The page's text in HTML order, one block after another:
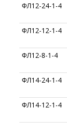
ФЛ12-24-1-4
ФЛ12-12-1-4
ФЛ12-8-1-4
ФЛ14-24-1-4
ФЛ14-12-1-4